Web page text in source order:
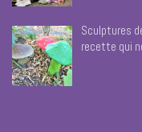
Sculptures
recette qui